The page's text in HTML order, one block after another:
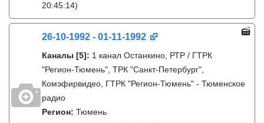
20:45:14)
26-10-1992 - 01-11-1992
Каналы [5]: 1 канал Останкино, РТР / ГТРК
"Регион-Тюмень", ТРК "Санкт-Петербург",
Комэфирвидео, ГТРК "Регион-Тюмень" - Тюменское
радио
Регион: Тюмень